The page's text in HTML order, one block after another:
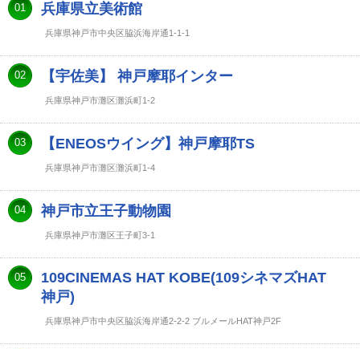
01 兵庫県立美術館
兵庫県神戸市中央区脇浜海岸通1-1-1
02 【宇佐美】 神戸摩耶インター
兵庫県神戸市灘区灘浜町1-2
03 【ENEOSウイング】神戸摩耶TS
兵庫県神戸市灘区灘浜町1-4
04 神戸市立王子動物園
兵庫県神戸市灘区王子町3-1
05
109CINEMAS HAT KOBE(109シネマズHAT
神戸)
兵庫県神戸市中央区脇浜海岸通2-2-2 ブルメールHAT神戸2F